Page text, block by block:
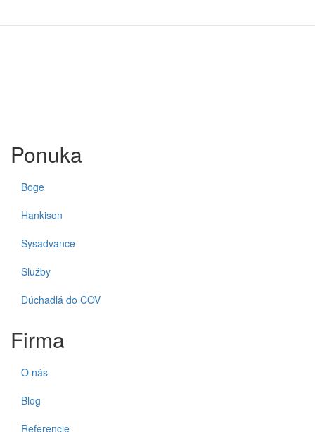
Ponuka
Boge
Hankison
Sysadvance
Služby
Dúchadlá do ČOV
Firma
O nás
Blog
Referencie